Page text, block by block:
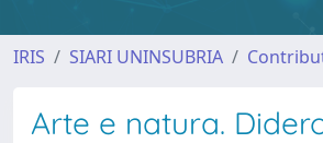
IRIS SIARI UNINSUBRIA
Arte e natura.